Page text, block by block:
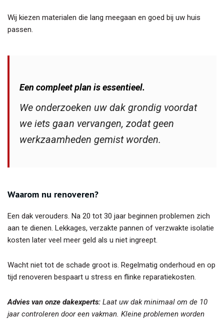
Wij kiezen materialen die lang meegaan en goed bij uw huis
passen.
Een compleet plan is essentieel.
We onderzoeken uw dak grondig voordat
we iets gaan vervangen, zodat geen
werkzaamheden gemist worden.
Waarom nu renoveren?
Een dak verouders. Na 20 tot 30 jaar beginnen problemen zich
aan te dienen. Lekkages, verzakte pannen of verzwakte isolatie
kosten later veel meer geld als u niet ingreept.
Wacht niet tot de schade groot is. Regelmatig onderhoud en op
tijd renoveren bespaart u stress en flinke reparatiekosten.
Advies van onze dakexperts: Laat uw dak minimaal om de 10
jaar controleren door een vakman. Kleine problemen worden